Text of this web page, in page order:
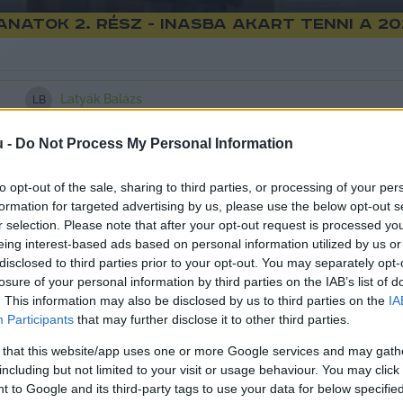
- Do Not Process My Personal Information
opt-out of the sale, sharing to third parties, or processing of your
for targeted advertising by us, please use the below opt-out
selection. Please note that after your opt-out request is processed
interest-based ads based on personal information utilized by us
to third parties prior to your opt-out. You may separately
of your personal information by third parties on the IAB’s list of
This information may also be disclosed by us to third parties on the
Participants that may further disclose it to other third parties.
that this website/app uses one or more Google services and may
but not limited to your visit or usage behaviour. You may
to Google and its third-party tags to use your data for below
2. rész - Inasba akart tenni a
L B Latyák Balázs
különkiadásának 2. részében újra
adásban így több vicces, olykor
avagy ki lesz a mérleg nyelve?
fórumát veséztük ki, ahol a meghívott
Hódi Zsuzsanna és András Károly, akik